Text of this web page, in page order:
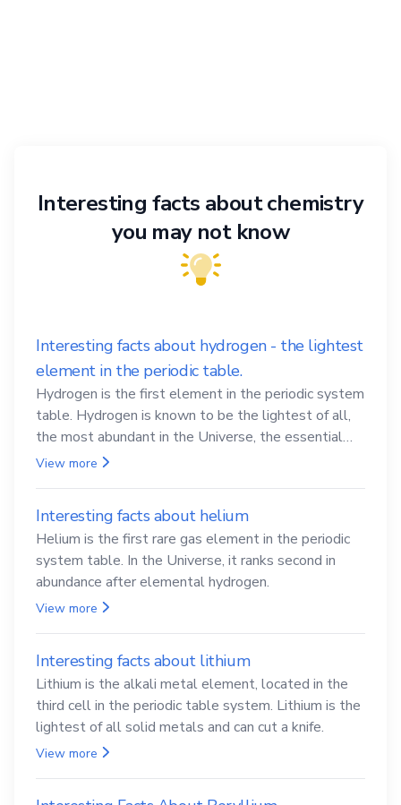
Interesting facts about chemistry
you may not know
Interesting facts about hydrogen - the lightest
element in the periodic table.
Hydrogen is the first element in the periodic system
table. Hydrogen is known to be the lightest of all,
the most abundant in the Universe, the essential
element for life
View more
Interesting facts about helium
Helium is the first rare gas element in the periodic
system table. In the Universe, it ranks second in
abundance after elemental hydrogen.
View more
Interesting facts about lithium
Lithium is the alkali metal element, located in the
third cell in the periodic table system. Lithium is the
lightest of all solid metals and can cut a knife.
View more